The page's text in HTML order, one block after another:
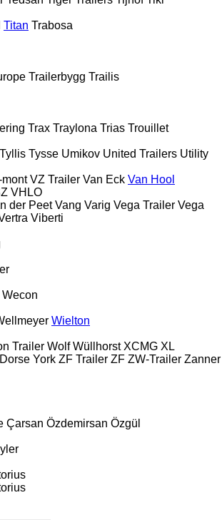
Titan Trabosa
Trailerbygg Trailis
Trax Traylona Trias Trouillet
Tyllis Tysse Umikov United Trailers Utility
VZ Trailer Van Eck Van Hool
VHLO
der Peet Vang Varig Vega Trailer Vega
Viberti
Wecon
Wielton
Trailer Wolf Wüllhorst XCMG XL
York ZF Trailer ZF ZW-Trailer Zanner
Çarsan Özdemirsan Özgül